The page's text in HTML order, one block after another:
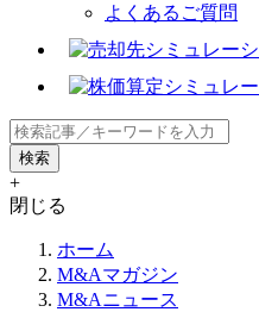
よくあるご質問
+
閉じる
ホーム
M&Aマガジン
M&Aニュース